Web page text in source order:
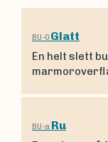
BU-0 Glatt
En helt slett
BU-a Ru